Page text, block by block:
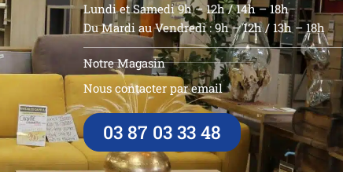
Lundi et Samedi 9h – 12h / 14h – 18h
Du Mardi au Vendredi : 9h – 12h / 13h – 18h
Notre Magasin
Nous contacter par email
03 87 03 33 48